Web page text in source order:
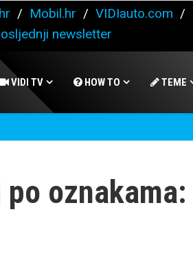
/ Mobil.hr / VIDIauto.com /
newsletter
VIDI TV HOW TO TEME
oznakama: